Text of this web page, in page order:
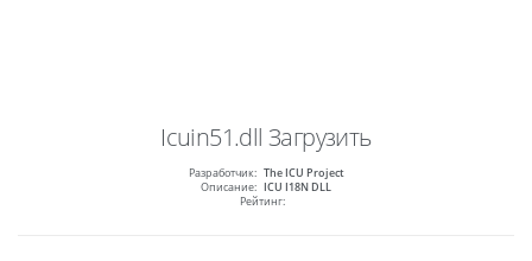
Icuin51.dll Загрузить
Разработчик: The ICU Project
Описание: ICU I18N DLL
Рейтинг: